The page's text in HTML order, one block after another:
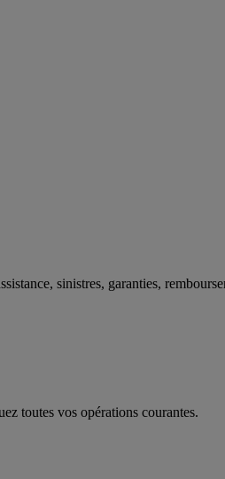
sinistres, garanties,
toutes vos opérations courantes.